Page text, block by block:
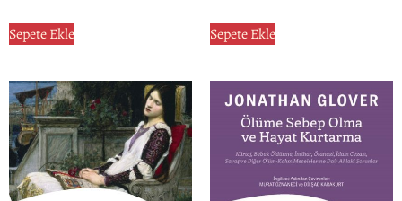
Sepete Ekle Sepete Ekle